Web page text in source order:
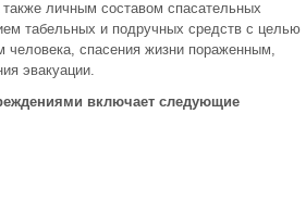
личным составом спасательных
табельных и подручных средств с целью
человека, спасения жизни пораженным,
эвакуации.
включает следующие